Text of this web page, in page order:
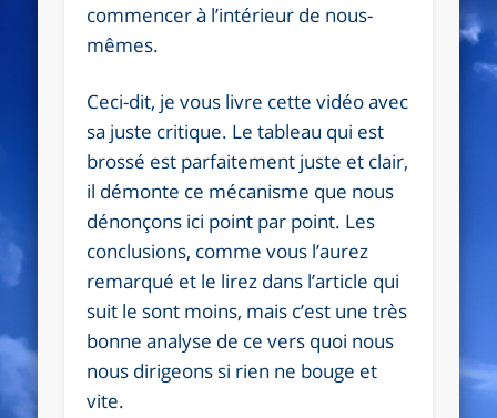
commencer à l’intérieur de nous-
mêmes.
Ceci-dit, je vous livre cette vidéo avec
sa juste critique. Le tableau qui est
brossé est parfaitement juste et clair,
il démonte ce mécanisme que nous
dénonçons ici point par point. Les
conclusions, comme vous l’aurez
remarqué et le lirez dans l’article qui
suit le sont moins, mais c’est une très
bonne analyse de ce vers quoi nous
nous dirigeons si rien ne bouge et
vite.